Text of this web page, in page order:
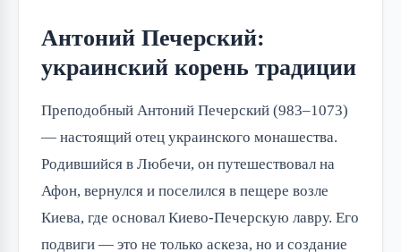
Антоний Печерский:
украинский корень традиции
Преподобный Антоний Печерский (983–1073)
— настоящий отец украинского монашества.
Родившийся в Любечи, он путешествовал на
Афон, вернулся и поселился в пещере возле
Киева, где основал Киево-Печерскую лавру. Его
подвиги — это не только аскеза, но и создание